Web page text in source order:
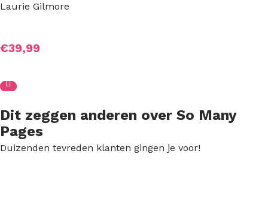
Laurie Gilmore
€39,99
Dit zeggen anderen over So Many
Pages
Duizenden tevreden klanten gingen je voor!